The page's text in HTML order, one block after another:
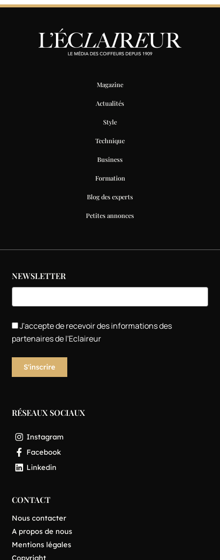
Magazine
Actualités
Style
Technique
Business
Formation
Blog des experts
Petites annonces
NEWSLETTER
J'accepte de recevoir des informations des
partenaires de l'Eclaireur
RÉSEAUX SOCIAUX
Instagram
Facebook
Linkedin
CONTACT
Nous contacter
A propos de nous
Mentions légales
Copyright